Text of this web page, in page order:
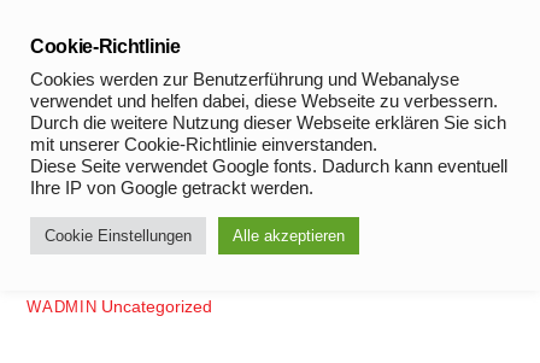
contentUncategorized
FEBRUAR
6
Katties Fittness
WADMIN Uncategorized
Cookie-Richtlinie
Cookies werden zur Benutzerführung und Webanalyse
verwendet und helfen dabei, diese Webseite zu verbessern.
Durch die weitere Nutzung dieser Webseite erklären Sie sich
mit unserer Cookie-Richtlinie einverstanden.
Diese Seite verwendet Google fonts. Dadurch kann eventuell
Ihre IP von Google getrackt werden.
Cookie Einstellungen Alle akzeptieren